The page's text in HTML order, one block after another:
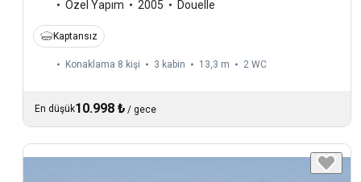
Özel Yapım 2005 Douelle
Kaptansız
Konaklama 8 kişi 3 kabin 13,3 m 2 WC
En düşük10.998 ₺ / gece